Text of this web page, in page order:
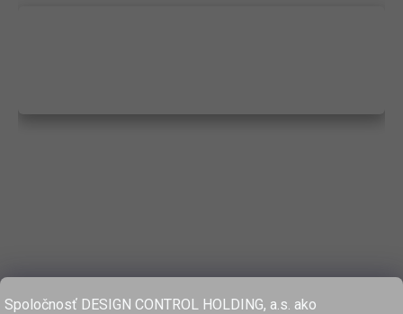
Spoločnosť DESIGN CONTROL HOLDING, a.s. ako